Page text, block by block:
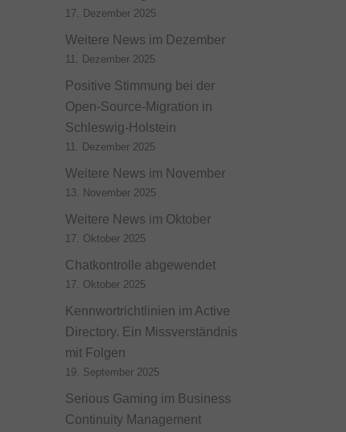
17. Dezember 2025
Weitere News im Dezember
11. Dezember 2025
Positive Stimmung bei der
Open-Source-Migration in
Schleswig-Holstein
11. Dezember 2025
Weitere News im November
13. November 2025
Weitere News im Oktober
17. Oktober 2025
Chatkontrolle abgewendet
17. Oktober 2025
Kennwortrichtlinien im Active
Directory. Ein Missverständnis
mit Folgen
19. September 2025
Serious Gaming im Business
Continuity Management